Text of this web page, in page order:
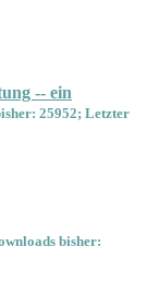
-- ein
25952; Letzter
bisher: